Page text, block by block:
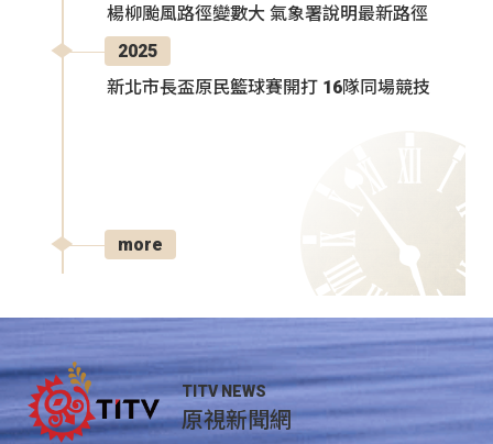
楊柳颱風路徑變數大 氣象署說明最新路徑
2025
新北市長盃原民籃球賽開打 16隊同場競技
more
TITV NEWS
原視新聞網